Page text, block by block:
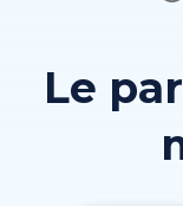
Le